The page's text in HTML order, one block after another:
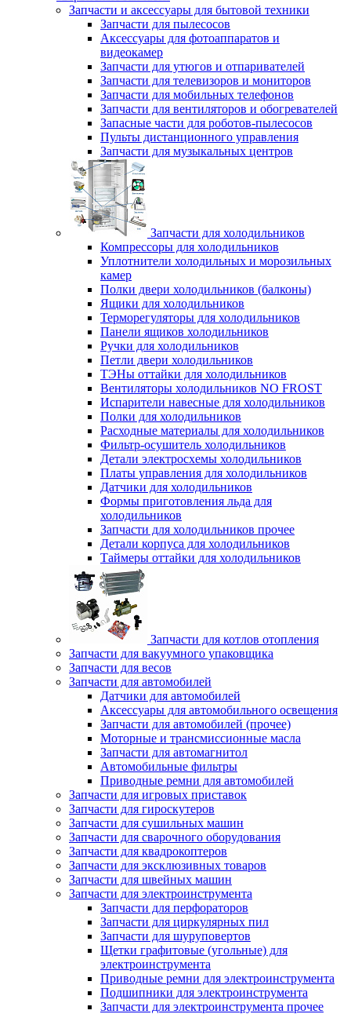
Запчасти и аксессуары для бытовой техники
Запчасти для пылесосов
Аксессуары для фотоаппаратов и
видеокамер
Запчасти для утюгов и отпаривателей
Запчасти для телевизоров и мониторов
Запчасти для мобильных телефонов
Запчасти для вентиляторов и обогревателей
Запасные части для роботов-пылесосов
Пульты дистанционного управления
Запчасти для музыкальных центров
Запчасти для холодильников
Компрессоры для холодильников
Уплотнители холодильных и морозильных
камер
Полки двери холодильников (балконы)
Ящики для холодильников
Терморегуляторы для холодильников
Панели ящиков холодильников
Ручки для холодильников
Петли двери холодильников
ТЭНы оттайки для холодильников
Вентиляторы холодильников NO FROST
Испарители навесные для холодильников
Полки для холодильников
Расходные материалы для холодильников
Фильтр-осушитель холодильников
Детали электросхемы холодильников
Платы управления для холодильников
Датчики для холодильников
Формы приготовления льда для
холодильников
Запчасти для холодильников прочее
Детали корпуса для холодильников
Таймеры оттайки для холодильников
Запчасти для котлов отопления
Запчасти для вакуумного упаковщика
Запчасти для весов
Запчасти для автомобилей
Датчики для автомобилей
Аксессуары для автомобильного освещения
Запчасти для автомобилей (прочее)
Моторные и трансмиссионные масла
Запчасти для автомагнитол
Автомобильные фильтры
Приводные ремни для автомобилей
Запчасти для игровых приставок
Запчасти для гироскутеров
Запчасти для сушильных машин
Запчасти для сварочного оборудования
Запчасти для квадрокоптеров
Запчасти для эксклюзивных товаров
Запчасти для швейных машин
Запчасти для электроинструмента
Запчасти для перфораторов
Запчасти для циркулярных пил
Запчасти для шуруповертов
Щетки графитовые (угольные) для
электроинструмента
Приводные ремни для электроинструмента
Подшипники для электроинструмента
Запчасти для электроинструмента прочее